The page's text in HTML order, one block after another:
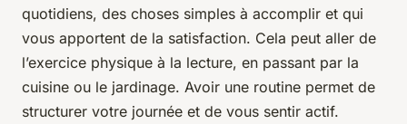
quotidiens, des choses simples à accomplir et qui
vous apportent de la satisfaction. Cela peut aller de
l’exercice physique à la lecture, en passant par la
cuisine ou le jardinage. Avoir une routine permet de
structurer votre journée et de vous sentir actif.